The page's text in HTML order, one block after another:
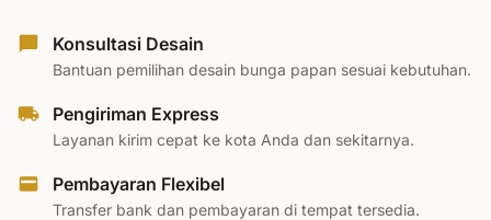
Konsultasi Desain
Bantuan pemilihan desain bunga papan sesuai kebutuhan.
Pengiriman Express
Layanan kirim cepat ke kota Anda dan sekitarnya.
Pembayaran Flexibel
Transfer bank dan pembayaran di tempat tersedia.